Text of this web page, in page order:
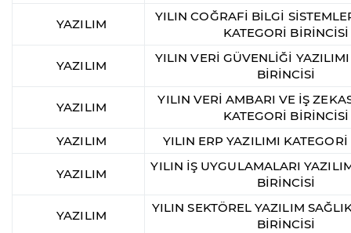
YAZILIM
YILIN COĞRAFİ BİLGİ
KATEGORİ BİRİNCİSİ
YAZILIM
YILIN VERİ GÜVENLİĞİ
BİRİNCİSİ
YAZILIM
YILIN VERİ AMBARI VE İŞ
KATEGORİ BİRİNCİSİ
YAZILIM
YILIN ERP YAZILIMI
YAZILIM
YILIN İŞ UYGULAMALARI
BİRİNCİSİ
YAZILIM
YILIN SEKTÖREL YAZILIM
BİRİNCİSİ